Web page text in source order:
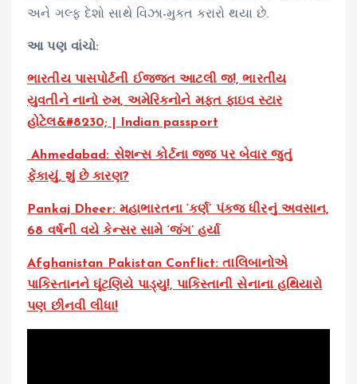
અને ગલ્ફ દેશો સાથે વિઝા-મુક્ત કરારો થયા છે.
આ પણ વાંચો:
ભારતીય પાસપોર્ટની ઈજ્જત આટલી જ!, ભારતીય
યુવતીને નાનો રુમ, અમેરિકનોને મફત ફાઇવ સ્ટાર
હોટેલ&#8230; | Indian passport
Ahmedabad: સેશન્સ કોર્ટના જજ પર બેવાર જુતું
ફેંકાયું, શું છે કારણ?
Pankaj Dheer: મહાભારતના ‘કર્ણ’ પંકજ ધીરનું અવસાન,
68 વર્ષની વયે કેન્સર સામે ‘જંગ’ હર્યા
Afghanistan Pakistan Conflict: તાલિબાનોએ
પાકિસ્તાનને ઘૂંટણિયે પાડ્યુ!, પાકિસ્તાની સેનાના હથિયારો
પણ છીનવી લીધા!